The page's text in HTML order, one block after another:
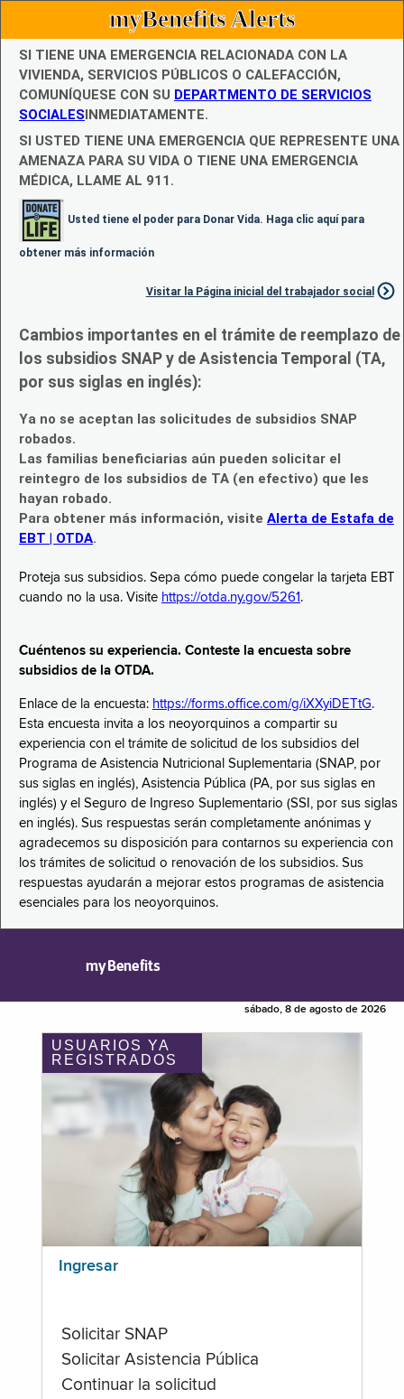
myBenefits Alerts
SI TIENE UNA EMERGENCIA RELACIONADA CON LA
VIVIENDA, SERVICIOS PÚBLICOS O CALEFACCIÓN,
COMUNÍQUESE CON SU DEPARTMENTO DE SERVICIOS
SOCIALESINMEDIATAMENTE.
SI USTED TIENE UNA EMERGENCIA QUE REPRESENTE UNA
AMENAZA PARA SU VIDA O TIENE UNA EMERGENCIA
MÉDICA, LLAME AL 911.
Usted tiene el poder para Donar Vida. Haga clic aquí para
obtener más información
Visitar la Página inicial del trabajador social
Cambios importantes en el trámite de reemplazo de
los subsidios SNAP y de Asistencia Temporal (TA,
por sus siglas en inglés):
Ya no se aceptan las solicitudes de subsidios SNAP
robados.
Las familias beneficiarias aún pueden solicitar el
reintegro de los subsidios de TA (en efectivo) que les
hayan robado.
Para obtener más información, visite Alerta de Estafa de
EBT | OTDA.
Proteja sus subsidios. Sepa cómo puede congelar la tarjeta EBT
cuando no la usa. Visite https://otda.ny.gov/5261 .
Cuéntenos su experiencia. Conteste la encuesta sobre
subsidios de la OTDA.
Enlace de la encuesta: https://forms.office.com/g/iXXyiDETtG.
Esta encuesta invita a los neoyorquinos a compartir su
experiencia con el trámite de solicitud de los subsidios del
Programa de Asistencia Nutricional Suplementaria (SNAP, por
sus siglas en inglés), Asistencia Pública (PA, por sus siglas en
inglés) y el Seguro de Ingreso Suplementario (SSI, por sus siglas
en inglés). Sus respuestas serán completamente anónimas y
agradecemos su disposición para contarnos su experiencia con
los trámites de solicitud o renovación de los subsidios. Sus
respuestas ayudarán a mejorar estos programas de asistencia
esenciales para los neoyorquinos.
myBenefits
sábado, 8 de agosto de 2026
USUARIOS YA
REGISTRADOS
Ingresar
Solicitar SNAP
Solicitar Asistencia Pública
Continuar la solicitud